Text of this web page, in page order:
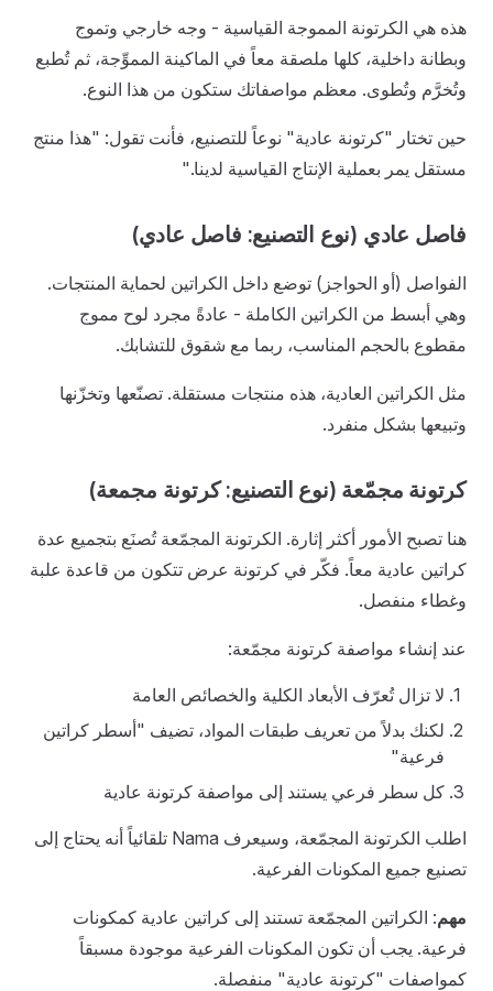
هذه هي الكرتونة المموجة القياسية - وجه خارجي وتموج
وبطانة داخلية، كلها ملصقة معاً في الماكينة المموِّجة، ثم تُطبع
وتُخرَّم وتُطوى. معظم مواصفاتك ستكون من هذا النوع.
حين تختار "كرتونة عادية" نوعاً للتصنيع، فأنت تقول: "هذا منتج
مستقل يمر بعملية الإنتاج القياسية لدينا."
فاصل عادي (نوع التصنيع: فاصل عادي)
الفواصل (أو الحواجز) توضع داخل الكراتين لحماية المنتجات.
وهي أبسط من الكراتين الكاملة - عادةً مجرد لوح مموج
مقطوع بالحجم المناسب، ربما مع شقوق للتشابك.
مثل الكراتين العادية، هذه منتجات مستقلة. تصنّعها وتخزّنها
وتبيعها بشكل منفرد.
كرتونة مجمّعة (نوع التصنيع: كرتونة مجمعة)
هنا تصبح الأمور أكثر إثارة. الكرتونة المجمّعة تُصنَع بتجميع عدة
كراتين عادية معاً. فكّر في كرتونة عرض تتكون من قاعدة علبة
وغطاء منفصل.
عند إنشاء مواصفة كرتونة مجمّعة:
لا تزال تُعرّف الأبعاد الكلية والخصائص العامة
لكنك بدلاً من تعريف طبقات المواد، تضيف "أسطر كراتين
فرعية"
كل سطر فرعي يستند إلى مواصفة كرتونة عادية
اطلب الكرتونة المجمّعة، وسيعرف Nama تلقائياً أنه يحتاج إلى
تصنيع جميع المكونات الفرعية.
مهم: الكراتين المجمّعة تستند إلى كراتين عادية كمكونات
فرعية. يجب أن تكون المكونات الفرعية موجودة مسبقاً
كمواصفات "كرتونة عادية" منفصلة.